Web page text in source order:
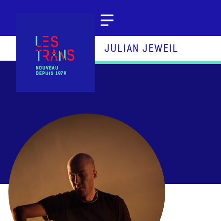
JULIAN JEWEIL